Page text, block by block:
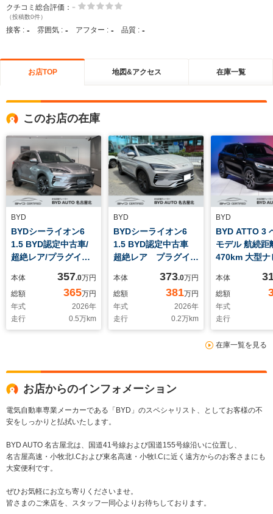
クチコミ総合評価： -
（投稿数0件）
接客 : - 雰囲気 : - アフター : - 品質 : -
お店TOP 地図&アクセス 在庫一覧
このお店の在庫
BYD
BYDシーライオン6
1.5 BYD認定中古車/
超絶レア/プラグイン
離1200km/360度カメ
ラ/AppleCarPlay/AndroidAuto/
シートヒーター/シー
トクーラー/パノラマ
サンルーフ/衝突被害
本体 357.0万円
総額
365万円
年式
2026年
走行
0.5万km
BYD
BYDシーライオン6
1.5 BYD認定中古車
超絶レア プラグイン
離1200km 360度カ
メラ
AppleCarPlay
AndroidAuto シー
トヒーター シートク
ブレーキ LEDヘッド
ライト
本体 373.0万円
総額
381万円
年式
2026年
走行
0.2万km
BYD
BYD ATTO 3
モデル 航続距
470km 大型
ラ 電動テー
ト シートヒ
ワイヤレス
Apple
Android
運転支援シス
本体
総額
年式
走行
在庫一覧を見る
お店からのインフォメーション
電気自動車専業メーカーである「BYD」のスペシャリスト、としてお客様の不
安をしっかりと払拭いたします。
BYD AUTO 名古屋北は、国道41号線および国道155号線沿いに位置し、
名古屋高速・小牧北I.Cおよび東名高速・小牧I.Cに近く遠方からのお客さまにも
大変便利です。
ぜひお気軽にお立ち寄りくださいませ。
皆さまのご来店を、スタッフ一同心よりお待ちしております。